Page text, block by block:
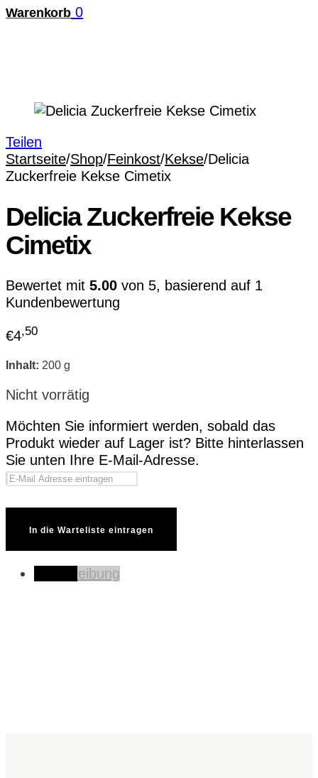
Warenkorb 0
Teilen
Startseite/Shop/Feinkost/Kekse/Delicia
Zuckerfreie Kekse Cimetix
Delicia Zuckerfreie Kekse
Cimetix
Bewertet mit 5.00 von 5, basierend auf 1
Kundenbewertung
€4,50
Inhalt: 200 g
Nicht vorrätig
Möchten Sie informiert werden, sobald das
Produkt wieder auf Lager ist? Bitte hinterlassen
Sie unten Ihre E-Mail-Adresse.
In die Warteliste eintragen
Beschreibung